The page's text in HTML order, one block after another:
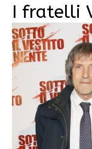
I fratelli